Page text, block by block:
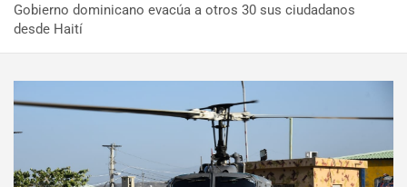
Gobierno dominicano evacúa a otros 30 sus ciudadanos
desde Haití